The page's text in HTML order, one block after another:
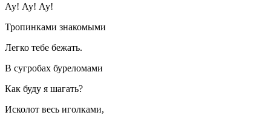
Ау! Ау! Ау!
Тропинками знакомыми
Легко тебе бежать.
В сугробах буреломами
Как буду я шагать?
Исколот весь иголками,